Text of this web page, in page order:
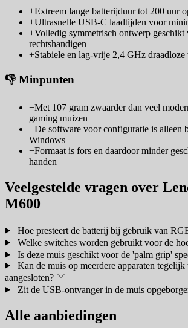
+Extreem lange batterijduur tot 200 uur
+Ultrasnelle USB-C laadtijden voor
+Volledig symmetrisch ontwerp geschikt
rechtshandigen
+Stabiele en lag-vrije 2,4 GHz
👎 Minpunten
−Met 107 gram zwaarder dan veel
gaming muizen
−De software voor configuratie is alleen
Windows
−Formaat is fors en daardoor minder
handen
Veelgestelde vragen over
M600
Hoe presteert de batterij bij gebruik van
Welke switches worden gebruikt voor de
Is deze muis geschikt voor de 'palm grip'
Kan de muis op meerdere apparaten tegelijk
aangesloten?
Zit de USB-ontvanger in de muis
Alle aanbiedingen